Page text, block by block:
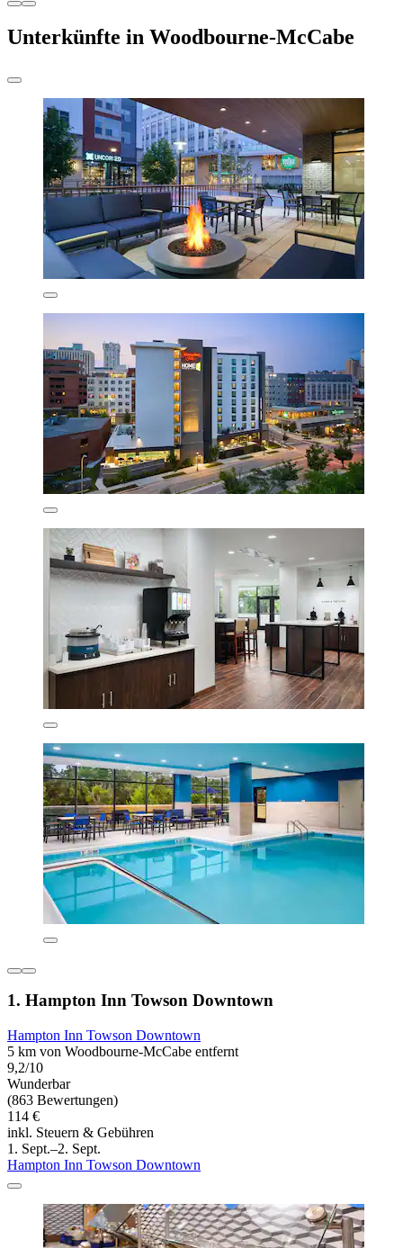
Unterkünfte in Woodbourne-McCabe
1. Hampton Inn Towson Downtown
Hampton Inn Towson Downtown
5 km von Woodbourne-McCabe entfernt
9,2/10
Wunderbar
(863 Bewertungen)
114 €
inkl. Steuern & Gebühren
1. Sept.–2. Sept.
Hampton Inn Towson Downtown